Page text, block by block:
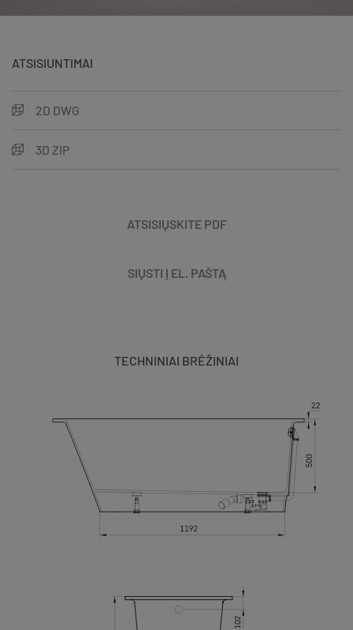
ATSISIUNTIMAI
2D DWG
3D ZIP
ATSISIŲSKITE PDF
SIŲSTI Į EL. PAŠTĄ
TECHNINIAI BRĖŽINIAI